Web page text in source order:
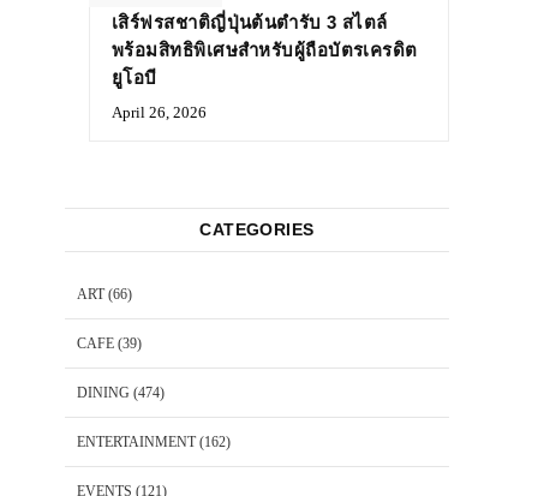
เสิร์ฟรสชาติญี่ปุ่นต้นตำรับ 3 สไตล์
พร้อมสิทธิพิเศษสำหรับผู้ถือบัตรเครดิต
ยูโอบี
April 26, 2026
CATEGORIES
ART(66)
CAFE (39)
DINING (474)
ENTERTAINMENT(162)
EVENTS (121)